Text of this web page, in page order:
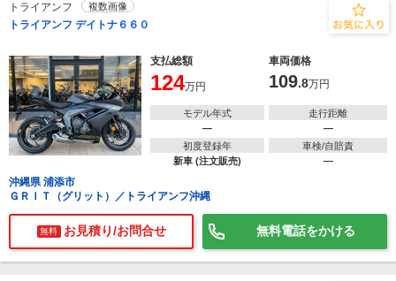
トライアンフ 複数画像
トライアンフ デイトナ６６０
支払総額 車両価格
124万円 109.8万円
モデル年式
―
走行距離
―
初度登録年
新車 (注文販売)
車検/自賠責
―
沖縄県 浦添市
ＧＲＩＴ（グリット）／トライアンフ沖縄
無料 お見積り/お問合せ 無料電話をかける